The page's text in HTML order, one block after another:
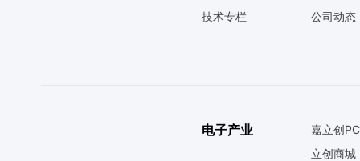
技术专栏
公司动态
电子产业
嘉立创
立创商城